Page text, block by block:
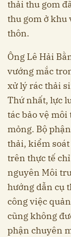
thải thu gom
thu gom ở khu
thôn.
Ông Lê Hải
vướng mắc
xử lý rác thải
Thứ nhất, lực
tác bảo vệ
mỏng. Bộ
thải, kiểm
trên thực tế chỉ
nguyên Môi
hướng dẫn cụ
công việc
cũng không
phận chuyên